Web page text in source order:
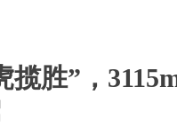
揽胜”，